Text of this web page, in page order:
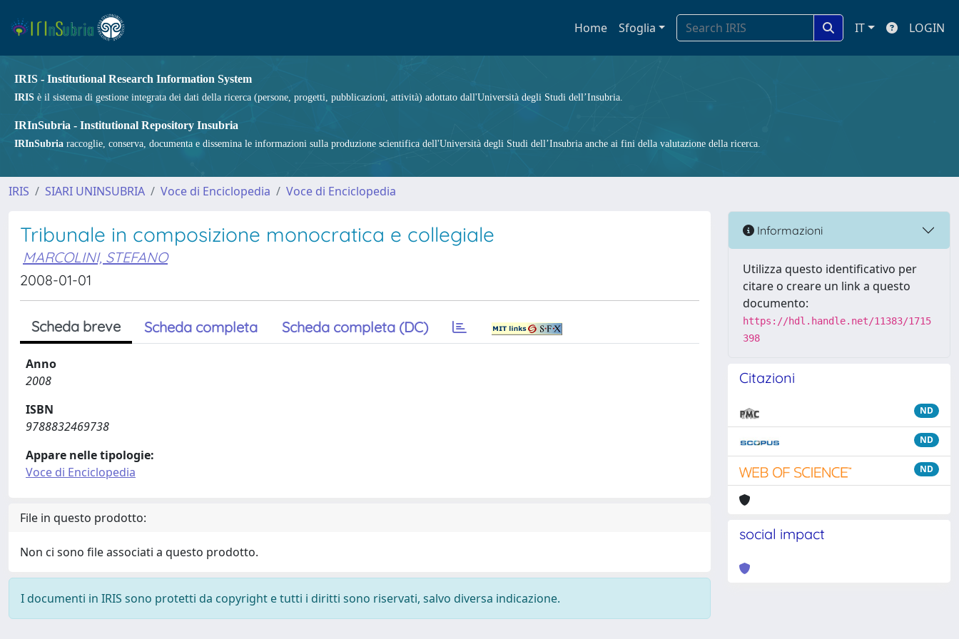
Home Sfoglia IT LOGIN
IRIS - Institutional Research Information System
IRIS è il sistema di gestione integrata dei dati della ricerca (persone, progetti, pubblicazioni, attività) adottato dall'Università degli Studi dell’Insubria.
IRInSubria - Institutional Repository Insubria
IRInSubria raccoglie, conserva, documenta e dissemina le informazioni sulla produzione scientifica dell'Università degli Studi dell’Insubria anche ai fini della valutazione della ricerca.
IRIS SIARI UNINSUBRIA Voce di Enciclopedia Voce di Enciclopedia
Tribunale in composizione monocratica e collegiale
MARCOLINI, STEFANO
2008-01-01
Scheda breve Scheda completa Scheda completa (DC)
Anno
2008
ISBN
9788832469738
Appare nelle tipologie:
Voce di Enciclopedia
File in questo prodotto:
Non ci sono file associati a questo prodotto.
I documenti in IRIS sono protetti da copyright e tutti i diritti sono riservati, salvo diversa indicazione.
Informazioni
Utilizza questo identificativo per
citare o creare un link a questo
documento:
https://hdl.handle.net/11383/1715
398
Citazioni
ND
ND
ND
social impact